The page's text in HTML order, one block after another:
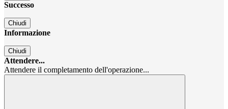
Successo
Chiudi
Informazione
Chiudi
Attendere...
Attendere il completamento dell'operazione...